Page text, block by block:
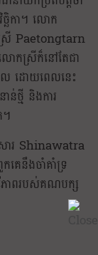
ច្ឆិកា។ លោក
រី Paetongtarn
កស្រីក៏នៅតែជា
ដោយពេលនេះ
ន់ថ្មី និងការ
ារ Shinawatra
េនឹងចាំគាំទ្រ
ភាពរបស់គណបក្ស